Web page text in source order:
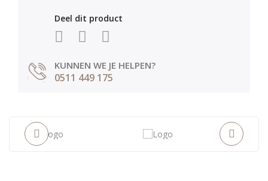
Deel dit product
KUNNEN WE JE HELPEN?
0511 449 175